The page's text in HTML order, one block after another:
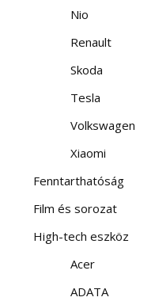
Nio
Renault
Skoda
Tesla
Volkswagen
Xiaomi
Fenntarthatóság
Film és sorozat
High-tech eszköz
Acer
ADATA